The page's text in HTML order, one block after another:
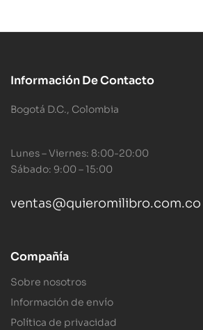
Información De Contacto
Bogotá D.C., Colombia
Lunes – Viernes: 8:00-20:00
Sábado: 9:00 – 15:00
ventas@quieromilibro.com.co
Compañía
Sobre nosotros
Información de envío
Política de privacidad